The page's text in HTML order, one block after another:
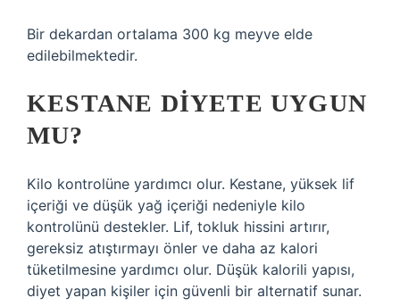
Bir dekardan ortalama 300 kg meyve elde
edilebilmektedir.
KESTANE DIYETE UYGUN
MU?
Kilo kontrolüne yardımcı olur. Kestane, yüksek lif
içeriği ve düşük yağ içeriği nedeniyle kilo
kontrolünü destekler. Lif, tokluk hissini artırır,
gereksiz atıştırmayı önler ve daha az kalori
tüketilmesine yardımcı olur. Düşük kalorili yapısı,
diyet yapan kişiler için güvenli bir alternatif sunar.